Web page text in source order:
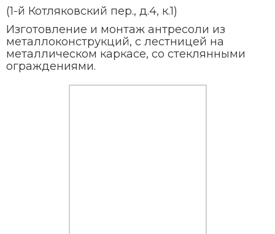
(1-й Котляковский пер., д.4, к.1)
Изготовление и монтаж антресоли из
металлоконструкций, с лестницей на
металлическом каркасе, со стеклянными
ограждениями.